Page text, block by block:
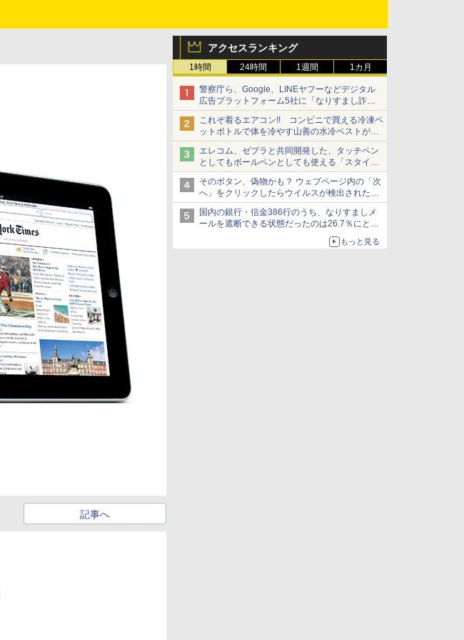
アクセスランキング
1時間 24時間 1週間 1カ月
警察庁ら、Google、LINEヤフーなどデジタル
広告プラットフォーム5社に「なりすまし詐欺
広告」対策強化を要請 著名人の写真や映像を
使った投資詐欺などへの対策として
これぞ着るエアコン!! コンビニで買える冷凍ペ
ットボトルで体を冷やす山善の水冷ベストがロ
ードバイクにちょうどいい【ぼっち・ざ・ろー
ど！その14】【空いた時間でなにしてる？】
エレコム、ゼブラと共同開発した、タッチペン
としてもボールペンとしても使える「スタイラ
スツーウェイ」発売 iPadにも紙にも、持ち替
えずに書き込める
そのボタン、偽物かも？ ウェブページ内の「次
へ」をクリックしたらウイルスが検出されたと
警告が出た【それってネット詐欺ですよ！】
国内の銀行・信金386行のうち、なりすましメ
ールを遮断できる状態だったのは26.7％にとど
まる～GMOブランドセキュリティ調査
もっと見る
記事へ